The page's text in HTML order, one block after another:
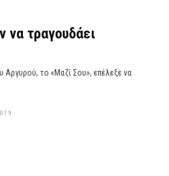
να τραγουδάει
Αργυρού, το «Μαζί Σου», επέλεξε να